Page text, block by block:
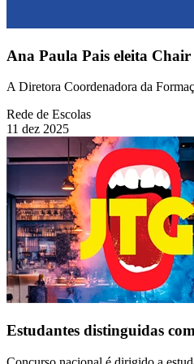
Ana Paula Pais eleita
A Diretora Coordenadora da
Rede de Escolas
11 dez 2025
Estudantes distinguidas